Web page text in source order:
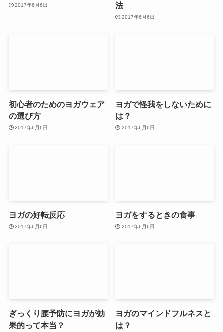
2017年6月6日
法
2017年6月6日
初心者のためのヨガウェア
の選び方
2017年6月6日
ヨガで怪我をしないために
は？
2017年6月6日
ヨガの好転反応
2017年6月6日
ヨガをするときの食事
2017年6月6日
ぎっくり腰予防にヨガが効
果的って本当？
ヨガのマインドフルネスと
は？